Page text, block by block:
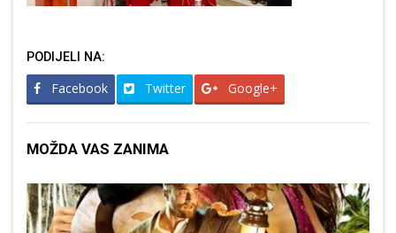
PODIJELI NA:
Facebook Twitter Google+
MOŽDA VAS ZANIMA